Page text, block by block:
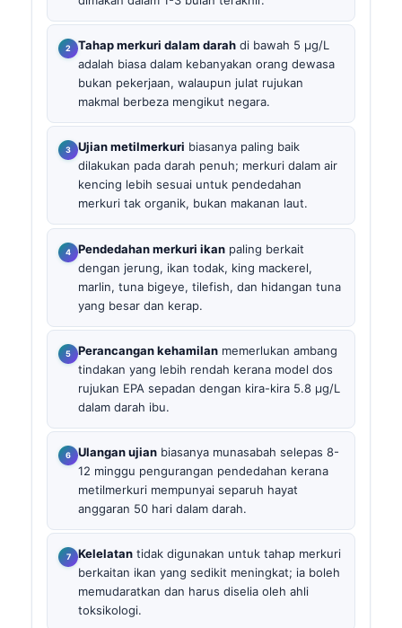
Tahap merkuri dalam darah di bawah 5 µg/L
adalah biasa dalam kebanyakan orang dewasa
bukan pekerjaan, walaupun julat rujukan
makmal berbeza mengikut negara.
Ujian metilmerkuri biasanya paling baik
dilakukan pada darah penuh; merkuri dalam air
kencing lebih sesuai untuk pendedahan
merkuri tak organik, bukan makanan laut.
Pendedahan merkuri ikan paling berkait
dengan jerung, ikan todak, king mackerel,
marlin, tuna bigeye, tilefish, dan hidangan tuna
yang besar dan kerap.
Perancangan kehamilan memerlukan ambang
tindakan yang lebih rendah kerana model dos
rujukan EPA sepadan dengan kira-kira 5.8 µg/L
dalam darah ibu.
Ulangan ujian biasanya munasabah selepas 8-
12 minggu pengurangan pendedahan kerana
metilmerkuri mempunyai separuh hayat
anggaran 50 hari dalam darah.
Kelelatan tidak digunakan untuk tahap merkuri
berkaitan ikan yang sedikit meningkat; ia boleh
memudaratkan dan harus diselia oleh ahli
toksikologi.